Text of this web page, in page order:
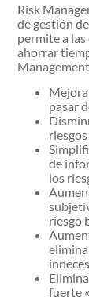
Risk
de gestión
permite a
ahorrar
pasar
de
los
riesgo
fuerte